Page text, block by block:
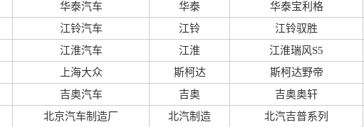
华泰汽车 华泰 华泰宝利格
江铃汽车 江铃 江铃驭胜
江淮汽车 江淮 江淮瑞风S5
上海大众 斯柯达 斯柯达野帝
吉奥汽车 吉奥 吉奥奥轩
北京汽车制造厂 北汽制造 北汽吉普系列